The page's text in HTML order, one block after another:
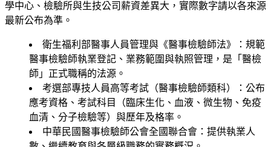
學中心、檢驗所與生技公司薪資差異大，實際數字請以各來源
最新公布為準。
衛生福利部醫事人員管理與《醫事檢驗師法》
：規範
醫事檢驗師執業登記、業務範圍與執照管理，是「醫檢
師」正式職稱的法源。
考選部專技人員高等考試（醫事檢驗師類科）
：公布
應考資格、考試科目（臨床生化、血液、微生物、免疫
血清、分子檢驗等）與歷年及格率。
中華民國醫事檢驗師公會全國聯合會 ：提供執業人